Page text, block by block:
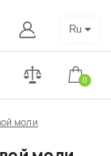
0
Ru
моли